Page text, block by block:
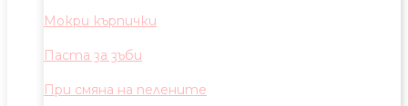
Мокри кърпички
Паста за зъби
При смяна на пелените